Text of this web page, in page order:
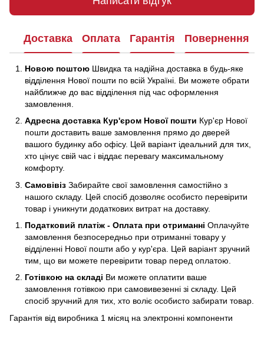
Доставка Оплата Гарантія Повернення
Новою поштою Швидка та надійна доставка в будь-яке
відділення Нової пошти по всій Україні. Ви можете обрати
найближче до вас відділення під час оформлення
замовлення.
Адресна доставка Кур'єром Нової пошти Кур'єр Нової
пошти доставить ваше замовлення прямо до дверей
вашого будинку або офісу. Цей варіант ідеальний для тих,
хто цінує свій час і віддає перевагу максимальному
комфорту.
Самовівіз Забирайте свої замовлення самостійно з
нашого складу. Цей спосіб дозволяє особисто перевірити
товар і уникнути додаткових витрат на доставку.
Податковий платіж - Оплата при отриманні Оплачуйте
замовлення безпосередньо при отриманні товару у
відділенні Нової пошти або у кур'єра. Цей варіант зручний
тим, що ви можете перевірити товар перед оплатою.
Готівкою на складі Ви можете оплатити ваше
замовлення готівкою при самовивезенні зі складу. Цей
спосіб зручний для тих, хто воліє особисто забирати товар.
Гарантія від виробника 1 місяц на электроннi компоненти